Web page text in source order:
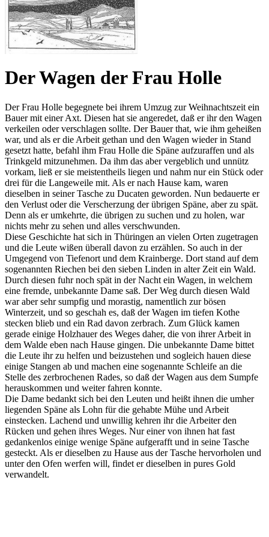
Der Wagen der Frau Holle
Der Frau Holle begegnete bei ihrem Umzug zur Weihnachtszeit ein
Bauer mit einer Axt. Diesen hat sie angeredet, daß er ihr den Wagen
verkeilen oder verschlagen sollte. Der Bauer that, wie ihm geheißen
war, und als er die Arbeit gethan und den Wagen wieder in Stand
gesetzt hatte, befahl ihm Frau Holle die Späne aufzuraffen und als
Trinkgeld mitzunehmen. Da ihm das aber vergeblich und unnütz
vorkam, ließ er sie meistentheils liegen und nahm nur ein Stück oder
drei für die Langeweile mit. Als er nach Hause kam, waren
dieselben in seiner Tasche zu Ducaten geworden. Nun bedauerte er
den Verlust oder die Verscherzung der übrigen Späne, aber zu spät.
Denn als er umkehrte, die übrigen zu suchen und zu holen, war
nichts mehr zu sehen und alles verschwunden.
Diese Geschichte hat sich in Thüringen an vielen Orten zugetragen
und die Leute wißen überall davon zu erzählen. So auch in der
Umgegend von Tiefenort und dem Krainberge. Dort stand auf dem
sogenannten Riechen bei den sieben Linden in alter Zeit ein Wald.
Durch diesen fuhr noch spät in der Nacht ein Wagen, in welchem
eine fremde, unbekannte Dame saß. Der Weg durch diesen Wald
war aber sehr sumpfig und morastig, namentlich zur bösen
Winterzeit, und so geschah es, daß der Wagen im tiefen Kothe
stecken blieb und ein Rad davon zerbrach. Zum Glück kamen
gerade einige Holzhauer des Weges daher, die von ihrer Arbeit in
dem Walde eben nach Hause gingen. Die unbekannte Dame bittet
die Leute ihr zu helfen und beizustehen und sogleich hauen diese
einige Stangen ab und machen eine sogenannte Schleife an die
Stelle des zerbrochenen Rades, so daß der Wagen aus dem Sumpfe
herauskommen und weiter fahren konnte.
Die Dame bedankt sich bei den Leuten und heißt ihnen die umher
liegenden Späne als Lohn für die gehabte Mühe und Arbeit
einstecken. Lachend und unwillig kehren ihr die Arbeiter den
Rücken und gehen ihres Weges. Nur einer von ihnen hat fast
gedankenlos einige wenige Späne aufgerafft und in seine Tasche
gesteckt. Als er dieselben zu Hause aus der Tasche hervorholen und
unter den Ofen werfen will, findet er dieselben in pures Gold
verwandelt.